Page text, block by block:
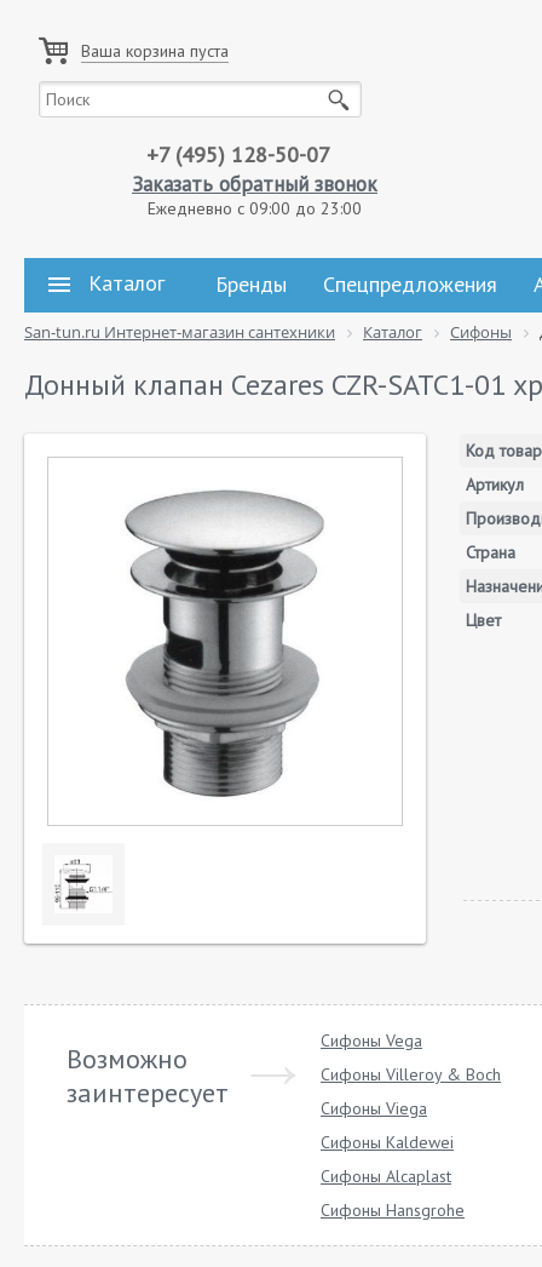
Ваша корзина пуста
+7 (495) 128-50-07
Заказать обратный звонок
Ежедневно с 09:00 до 23:00
Каталог Бренды Спецпредложения
San-tun.ru Интернет-магазин сантехники Каталог Сифоны
Донный клапан Cezares CZR-SATC1-01
Код
Артикул
Страна
Цвет
Возможно
заинтересует
Сифоны Vega
Сифоны Villeroy & Boch
Сифоны Viega
Сифоны Kaldewei
Сифоны Alcaplast
Сифоны Hansgrohe